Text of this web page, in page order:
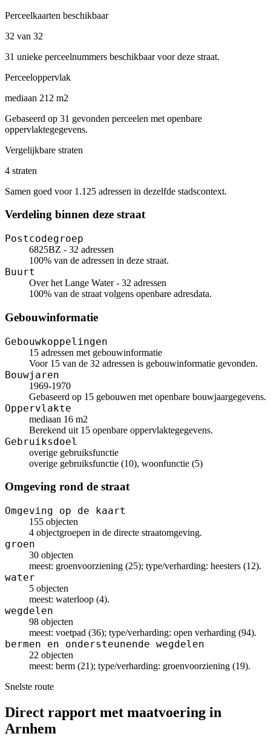
Perceelkaarten beschikbaar
32 van 32
31 unieke perceelnummers beschikbaar voor deze straat.
Perceeloppervlak
mediaan 212 m2
Gebaseerd op 31 gevonden perceelen met openbare
oppervlaktegegevens.
Vergelijkbare straten
4 straten
Samen goed voor 1.125 adressen in dezelfde stadscontext.
Verdeling binnen deze straat
Postcodegroep
6825BZ - 32 adressen
100% van de adressen in deze straat.
Buurt
Over het Lange Water - 32 adressen
100% van de straat volgens openbare adresdata.
Gebouwinformatie
Gebouwkoppelingen
15 adressen met gebouwinformatie
Voor 15 van de 32 adressen is gebouwinformatie gevonden.
Bouwjaren
1969-1970
Gebaseerd op 15 gebouwen met openbare bouwjaargegevens.
Oppervlakte
mediaan 16 m2
Berekend uit 15 openbare oppervlaktegegevens.
Gebruiksdoel
overige gebruiksfunctie
overige gebruiksfunctie (10), woonfunctie (5)
Omgeving rond de straat
Omgeving op de kaart
155 objecten
4 objectgroepen in de directe straatomgeving.
groen
30 objecten
meest: groenvoorziening (25); type/verharding: heesters (12).
water
5 objecten
meest: waterloop (4).
wegdelen
98 objecten
meest: voetpad (36); type/verharding: open verharding (94).
bermen en ondersteunende wegdelen
22 objecten
meest: berm (21); type/verharding: groenvoorziening (19).
Snelste route
Direct rapport met maatvoering in
Arnhem